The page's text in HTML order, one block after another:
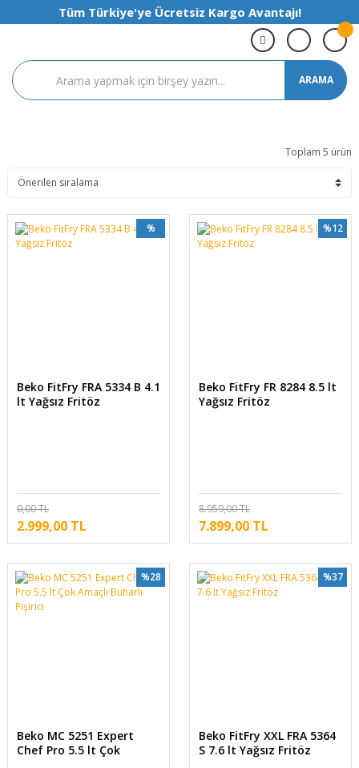
Tüm Türkiye'ye Ücretsiz Kargo Avantajı!
ARAMA
Toplam 5 ürün
%
Beko FitFry FRA 5334 B 4.1
lt Yağsız Fritöz
0,00 TL
2.999,00 TL
%12
Beko FitFry FR 8284 8.5 lt
Yağsız Fritöz
8.959,00 TL
7.899,00 TL
%28
Beko MC 5251 Expert
Chef Pro 5.5 lt Çok
%37
Beko FitFry XXL FRA 5364
S 7.6 lt Yağsız Fritöz